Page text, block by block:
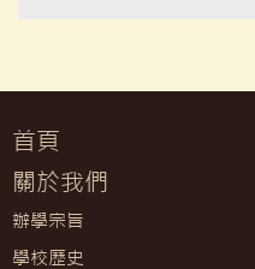
首頁
關於我們
辦學宗旨
學校歷史